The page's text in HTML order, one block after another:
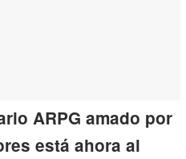
ARPG amado por
está ahora al